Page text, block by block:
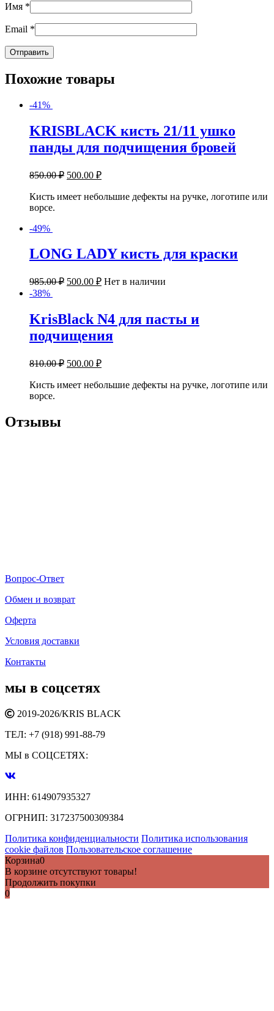
Имя *
Email *
Похожие товары
-41%
KRISBLACK кисть 21/11 ушко
панды для подчищения бровей
850.00₽ 500.00 ₽
Кисть имеет небольшие дефекты на ручке, логотипе или
ворсе.
-49%
LONG LADYкисть для краски
985.00₽ 500.00 ₽ Нет в наличии
-38%
KrisBlack N4 для пасты и
подчищения
810.00₽ 500.00 ₽
Кисть имеет небольшие дефекты на ручке, логотипе или
ворсе.
Отзывы
Вопрос-Ответ
Обмен и возврат
Оферта
Условия доставки
Контакты
мы в соцсетях
2019-2026/KRIS BLACK
ТЕЛ: +7 (918) 991-88-79
МЫ в СОЦСЕТЯХ:
ИНН: 614907935327
ОГРНИП: 317237500309384
Политика конфиденциальности Политика использования
cookie файлов Пользовательское соглашение
Корзина0
В корзине отсутствуют товары!
Продолжить покупки
0